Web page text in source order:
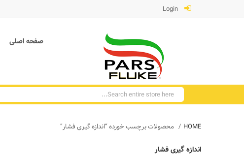
صفحه اصلی
HOME محصولات برچسب خورده “اندازه گیری فشار”
اندازه گیری فشار